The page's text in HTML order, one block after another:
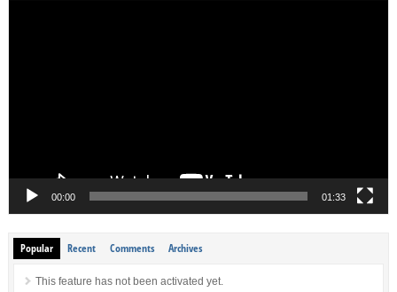
00:00 01:33
Popular Recent Comments Archives
This feature has not been activated yet.